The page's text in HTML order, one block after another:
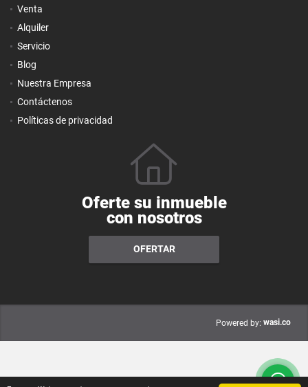
Venta
Alquiler
Servicio
Blog
Nuestra Empresa
Contáctenos
Políticas de privacidad
Oferte su inmueble
con nosotros
OFERTAR
Powered by: wasi.co